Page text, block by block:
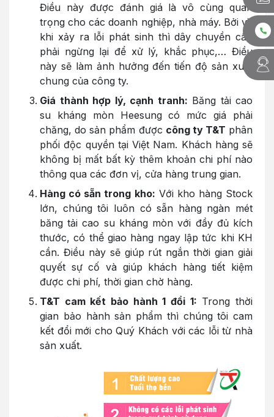
Điều này được đánh giá là vô cùng quan
trọng cho các doanh nghiệp, nhà máy. Bởi vì,
khi xảy ra lỗi phát sinh thì dây chuyền cần
phải ngừng lại để xử lý, khắc phục,… Điều
này sẽ làm ảnh hưởng đến tiến độ sản xuất
chung của công ty.
Giá thành hợp lý, cạnh tranh: Băng tải cao
su kháng mòn Heesung có mức giá phải
chăng, do sản phẩm được công ty T&T phân
phối độc quyền tại Việt Nam. Khách hàng sẽ
không bị mất bất kỳ thêm khoản chi phí nào
thông qua các đơn vị, cửa hàng trung gian.
Hàng có sẵn trong kho: Với kho hàng Stock
lớn, chúng tôi luôn có sẵn hàng ngàn mét
băng tải cao su kháng mòn với đầy đủ kích
thước, có thể giao hàng ngay lập tức khi KH
cần. Điều này sẽ giúp rút ngắn thời gian giải
quyết sự cố và giúp khách hàng tiết kiệm
được chi phí, thời gian chờ hàng.
T&T cam kết bảo hành 1 đổi 1: Trong thời
gian bảo hành sản phẩm thì chúng tôi cam
kết đổi mới cho Quý Khách với các lỗi từ nhà
sản xuất.